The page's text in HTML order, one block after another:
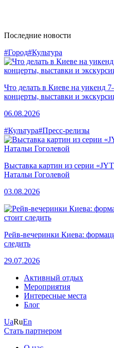
Последние новости
#Город#Культура
Что делать в Киеве на уикенд
концерты, выставки и
06.08.2026
#Культура#Пресс-релизы
Выставка картин из серии
Натальи Гоголевой
03.08.2026
Рейв-вечеринки Киева:
следить
29.07.2026
Активный отдых
Мероприятия
Интересные места
Блог
UaRuEn
Стать партнером